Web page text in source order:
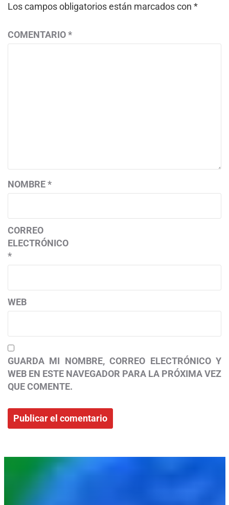
Los campos obligatorios están marcados con *
COMENTARIO*
NOMBRE*
CORREO
ELECTRÓNICO
*
WEB
GUARDA MI NOMBRE, CORREO ELECTRÓNICO Y
WEB EN ESTE NAVEGADOR PARA LA PRÓXIMA VEZ
QUE COMENTE.